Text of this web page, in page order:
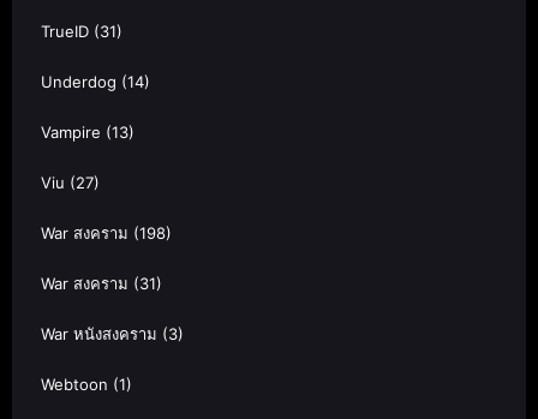
TrueID (31)
Underdog (14)
Vampire (13)
Viu (27)
War สงคราม (198)
War สงคราม (31)
War หนังสงคราม (3)
Webtoon (1)